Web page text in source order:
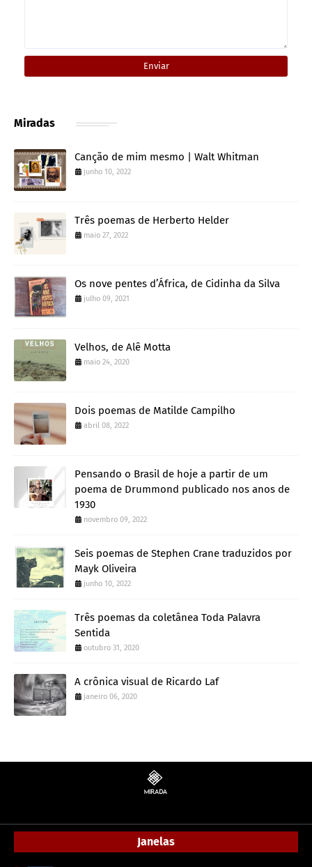
Miradas
Canção de mim mesmo | Walt Whitman
junho 10, 2022
Três poemas de Herberto Helder
maio 27, 2022
Os nove pentes d’África, de Cidinha da Silva
julho 09, 2021
Velhos, de Alê Motta
maio 24, 2020
Dois poemas de Matilde Campilho
abril 08, 2022
Pensando o Brasil de hoje a partir de um
poema de Drummond publicado nos anos de
1930
novembro 09, 2022
Seis poemas de Stephen Crane traduzidos por
Mayk Oliveira
junho 10, 2022
Três poemas da coletânea Toda Palavra
Sentida
outubro 31, 2020
A crônica visual de Ricardo Laf
janeiro 06, 2020
Janelas